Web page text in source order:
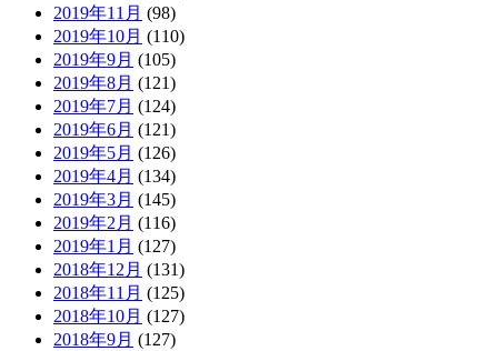
2019年11月 (98)
2019年10月 (110)
2019年9月 (105)
2019年8月 (121)
2019年7月 (124)
2019年6月 (121)
2019年5月 (126)
2019年4月 (134)
2019年3月 (145)
2019年2月 (116)
2019年1月 (127)
2018年12月 (131)
2018年11月 (125)
2018年10月 (127)
2018年9月 (127)